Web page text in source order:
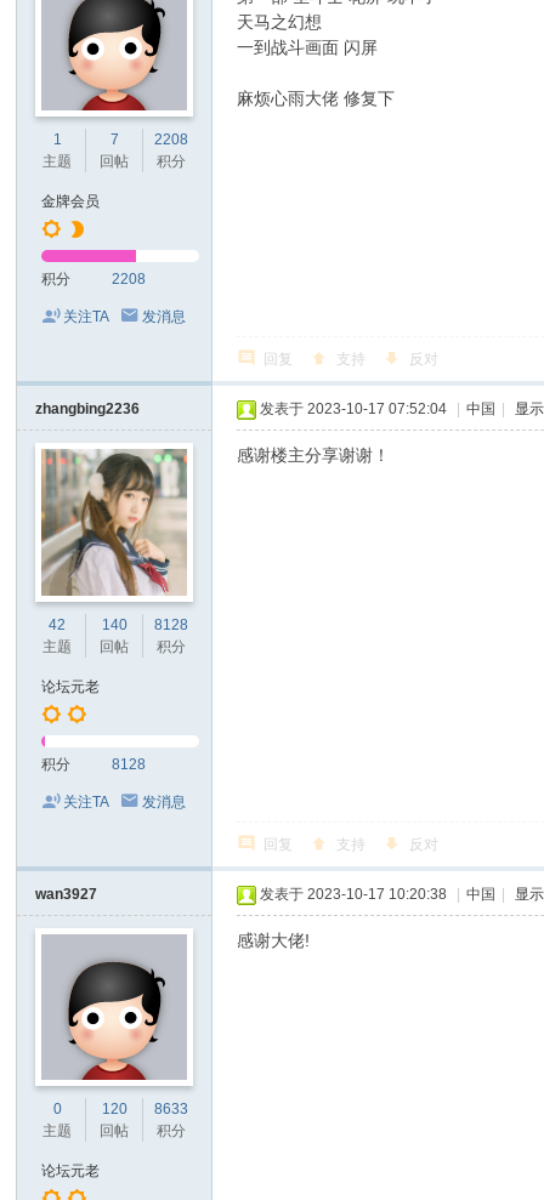
1
主题
7
回帖
2208
积分
金牌会员
积分 2208
关注TA 发消息
天马之幻想
一到战斗画面 闪屏
麻烦心雨大佬 修复下
回复 支持 反对
zhangbing2236
42
主题
140
回帖
8128
积分
论坛元老
积分 8128
关注TA 发消息
发表于 2023-10-17 07:52:04 中国 显
感谢楼主分享谢谢！
回复 支持 反对
wan3927
0
主题
120
回帖
8633
积分
论坛元老
发表于 2023-10-17 10:20:38 中国 显
感谢大佬!